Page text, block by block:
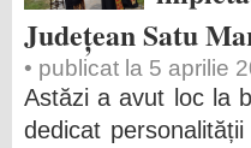
Județean Satu
• publicat la 5 aprilie
Astăzi a avut loc la
dedicat